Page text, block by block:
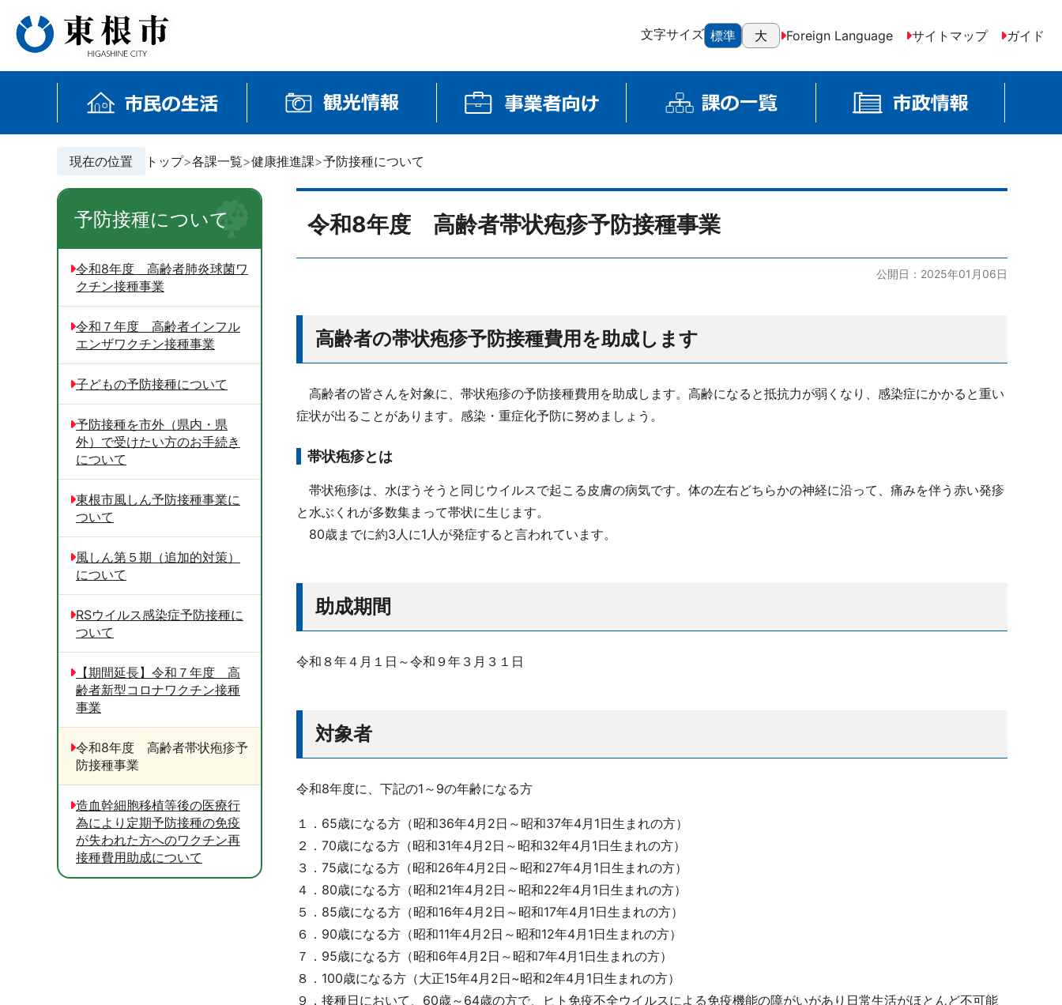
文字サイズ 標準 大 Foreign Language サイトマップ ガイド
現在の位置 トップ 各課一覧 健康推進課 予防接種について
令和8年度 高齢者帯状疱疹予防接種事業
公開日：2025年01月06日
高齢者の帯状疱疹予防接種費用を助成します
高齢者の皆さんを対象に、帯状疱疹の予防接種費用を助成します。高齢になると抵抗力が弱くなり、感染症にかかると重い
症状が出ることがあります。感染・重症化予防に努めましょう。
帯状疱疹とは
帯状疱疹は、水ぼうそうと同じウイルスで起こる皮膚の病気です。体の左右どちらかの神経に沿って、痛みを伴う赤い発疹
と水ぶくれが多数集まって帯状に生じます。
80歳までに約3人に1人が発症すると言われています。
助成期間
令和８年４月１日～令和９年３月３１日
対象者
令和8年度に、下記の1～9の年齢になる方
１．65歳になる方（昭和36年4月2日～昭和37年4月1日生まれの方）
２．70歳になる方（昭和31年4月2日～昭和32年4月1日生まれの方）
３．75歳になる方（昭和26年4月2日～昭和27年4月1日生まれの方）
４．80歳になる方（昭和21年4月2日～昭和22年4月1日生まれの方）
５．85歳になる方（昭和16年4月2日～昭和17年4月1日生まれの方）
６．90歳になる方（昭和11年4月2日～昭和12年4月1日生まれの方）
７．95歳になる方（昭和6年4月2日～昭和7年4月1日生まれの方）
８．100歳になる方（大正15年4月2日~昭和2年4月1日生まれの方）
９．接種日において、60歳～64歳の方で、ヒト免疫不全ウイルスによる免疫機能の障がいがあり日常生活がほとんど不可能
予防接種について
令和8年度 高齢者肺炎球菌ワ
クチン接種事業
令和７年度 高齢者インフル
エンザワクチン接種事業
子どもの予防接種について
予防接種を市外（県内・県
外）で受けたい方のお手続き
について
東根市風しん予防接種事業に
ついて
風しん第５期（追加的対策）
について
RSウイルス感染症予防接種に
ついて
【期間延長】令和７年度 高
齢者新型コロナワクチン接種
事業
令和8年度 高齢者帯状疱疹予
防接種事業
造血幹細胞移植等後の医療行
為により定期予防接種の免疫
が失われた方へのワクチン再
接種費用助成について